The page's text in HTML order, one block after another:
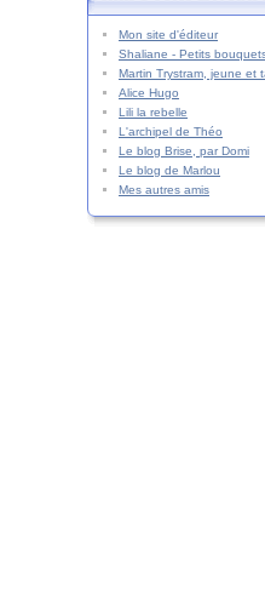
Mon site d'éditeur
Shaliane - Petits
Martin Trystram, jeune et
Alice Hugo
Lili la rebelle
L'archipel de Théo
Le blog Brise, par Domi
Le blog de Marlou
Mes autres amis